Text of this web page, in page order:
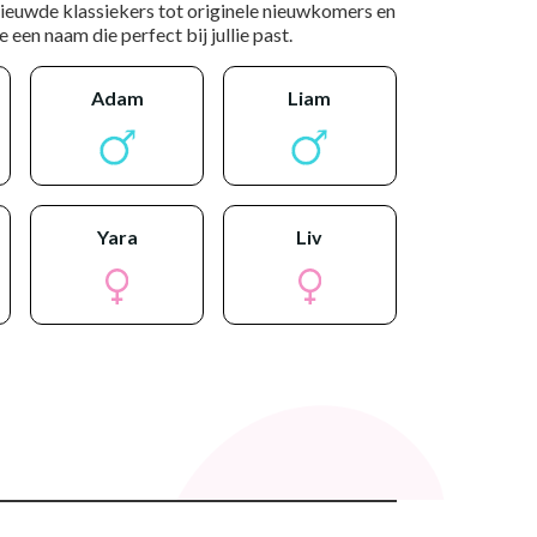
klassiekers tot originele nieuwkomers en
naam die perfect bij jullie past.
adam liam
yara liv